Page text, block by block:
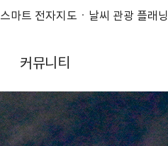
스마트 전자지도 날씨 관광 플래닝
커뮤니티